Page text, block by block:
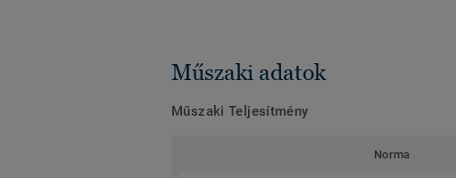
Műszaki adatok
Műszaki Teljesítmény
Norma